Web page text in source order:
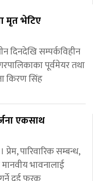
मृत भेटिए
दिनदेखि सम्पर्कविहीन
पूर्वमेयर तथा
किरण सिंह
एकसाथ
पारिवारिक सम्बन्ध,
भावनालाई